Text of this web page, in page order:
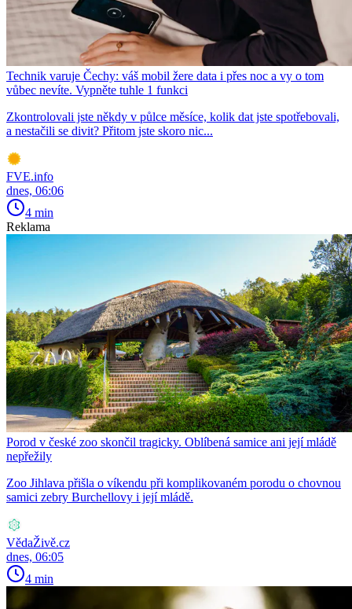
Technik varuje Čechy: váš mobil žere data i přes noc a vy o tom
vůbec nevíte. Vypněte tuhle 1 funkci
Zkontrolovali jste někdy v půlce měsíce, kolik dat jste spotřebovali,
a nestačili se divit? Přitom jste skoro nic...
FVE.info
dnes, 06:06
4 min
Reklama
Porod v české zoo skončil tragicky. Oblíbená samice ani její mládě
nepřežily
Zoo Jihlava přišla o víkendu při komplikovaném porodu o chovnou
samici zebry Burchellovy i její mládě.
VědaŽivě.cz
dnes, 06:05
4 min